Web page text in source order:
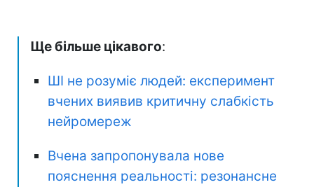
Ще більше цікавого:
ШІ не розуміє людей: експеримент
вчених виявив критичну слабкість
нейромереж
Вчена запропонувала нове
пояснення реальності: резонансне